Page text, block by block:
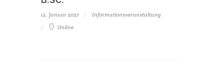
12. Januar 2027
Informationsveranstaltung
Online